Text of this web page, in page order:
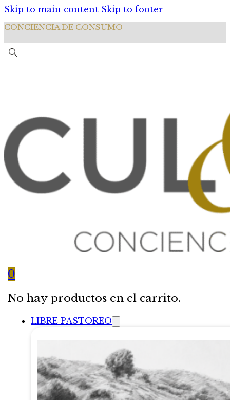
Skip to main content Skip to footer
CONCIENCIA DE CONSUMO
0
No hay productos en el carrito.
LIBRE PASTOREO